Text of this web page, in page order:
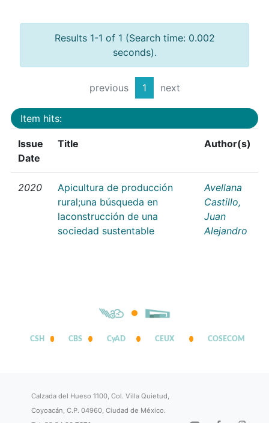
Results 1-1 of 1 (Search time: 0.002
seconds).
previous 1 next
Item hits:
Issue
Date
Title Author(s)
2020
Apicultura de producción
rural;una búsqueda en
laconstrucción de una
sociedad sustentable
Avellana
Castillo,
Juan
Alejandro
CSH CBS CyAD CEUX COSECOM
Calzada del Hueso 1100, Col. Villa Quietud,
Coyoacán, C.P. 04960, Ciudad de México.